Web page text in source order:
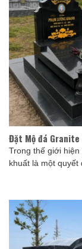
Đặt Mộ đá Granite
Trong thế giới
khuất là một